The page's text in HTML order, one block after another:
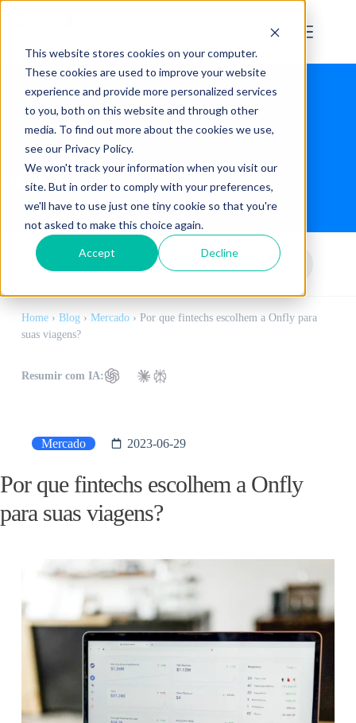
This website stores cookies on your computer.
These cookies are used to improve your website
experience and provide more personalized services
to you, both on this website and through other
media. To find out more about the cookies we use,
see our Privacy Policy.
We won't track your information when you visit our
site. But in order to comply with your preferences,
we'll have to use just one tiny cookie so that you're
not asked to make this choice again.
Accept Decline
Blog
Home› Blog› Mercado› Por que fintechs escolhem a Onfly para
suas viagens?
Resumir com IA:
Mercado 2023-06-29
Por que fintechs escolhem a Onfly
para suas viagens?